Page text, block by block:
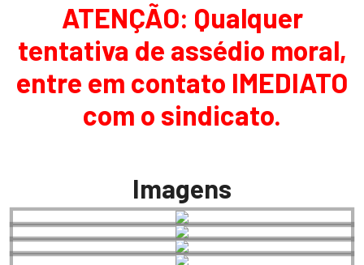
ATENÇÃO: Qualquer
tentativa de assédio moral,
entre em contato IMEDIATO
com o sindicato.
Imagens